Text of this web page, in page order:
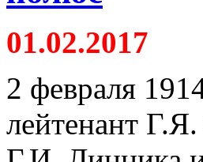
01.02.2017
2 февраля
лейтенант